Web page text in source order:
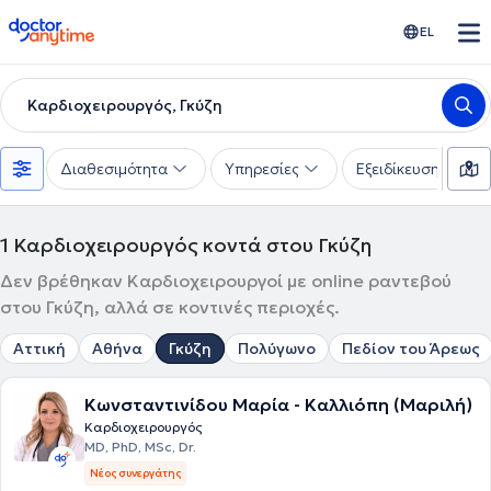
doctoranytime EL
Καρδιοχειρουργός, Γκύζη
Διαθεσιμότητα Υπηρεσίες Εξειδίκευση
1 Καρδιοχειρουργός κοντά στου Γκύζη
Δεν βρέθηκαν Καρδιοχειρουργοί με online ραντεβού
στου Γκύζη, αλλά σε κοντινές περιοχές.
Αττική Αθήνα Γκύζη Πολύγωνο Πεδίον του Άρεως
Κωνσταντινίδου Μαρία - Καλλιόπη (Μαριλή)
Καρδιοχειρουργός
MD, PhD, MSc, Dr.
Νέος συνεργάτης